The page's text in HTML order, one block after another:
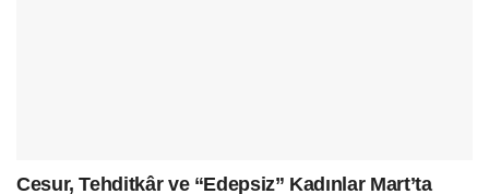
Cesur, Tehditkâr ve “Edepsiz” Kadınlar Mart’ta